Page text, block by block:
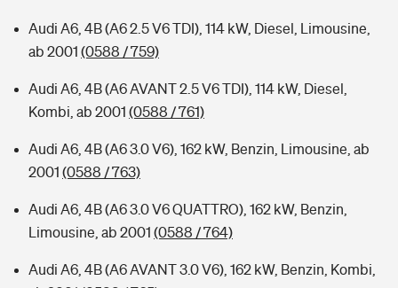
Audi A6, 4B (A6 2.5 V6 TDI), 114 kW, Diesel, Limousine,
ab 2001 (0588 / 759)
Audi A6, 4B (A6 AVANT 2.5 V6 TDI), 114 kW, Diesel,
Kombi, ab 2001 (0588 / 761)
Audi A6, 4B (A6 3.0 V6), 162 kW, Benzin, Limousine, ab
2001 (0588 / 763)
Audi A6, 4B (A6 3.0 V6 QUATTRO), 162 kW, Benzin,
Limousine, ab 2001 (0588 / 764)
Audi A6, 4B (A6 AVANT 3.0 V6), 162 kW, Benzin, Kombi,